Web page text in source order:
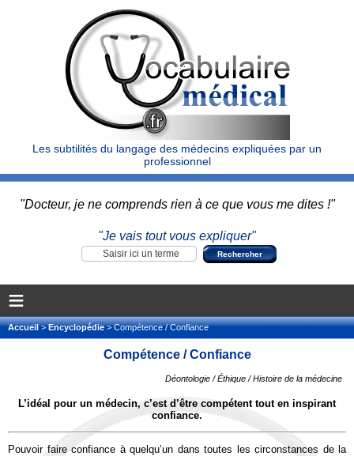
Les subtilités du langage des médecins expliquées par un
professionnel
"Docteur, je ne comprends rien à ce que vous me dites !"
"Je vais tout vous expliquer"
≡
Accueil>Encyclopédie> Compétence / Confiance
Compétence / Confiance
Déontologie / Éthique / Histoire de la médecine
L’idéal pour un médecin, c’est d’être compétent tout en inspirant
confiance.
Pouvoir faire confiance à quelqu’un dans toutes les circonstances de la